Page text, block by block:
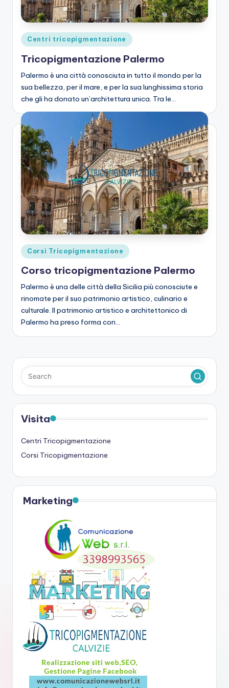
o
n
e
a
lv
iz
ie
Posted
in
Centri tricopigmentazione
Tricopigmentazione Palermo
Palermo è una città conosciuta in tutto il mondo per la
sua bellezza, per il mare, e per la sua lunghissima storia
che gli ha donato un’architettura unica. Tra le…
Posted
in
Corsi Tricopigmentazione
Corso tricopigmentazione Palermo
Palermo è una delle città della Sicilia più conosciute e
rinomate per il suo patrimonio artistico, culinario e
culturale. Il patrimonio artistico e architettonico di
Palermo ha preso forma con…
Visita
Centri Tricopigmentazione
Corsi Tricopigmentazione
Marketing